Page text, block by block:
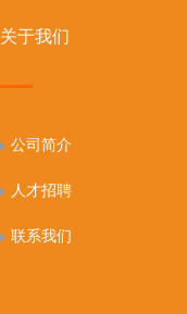
关于我们
公司简介
人才招聘
联系我们